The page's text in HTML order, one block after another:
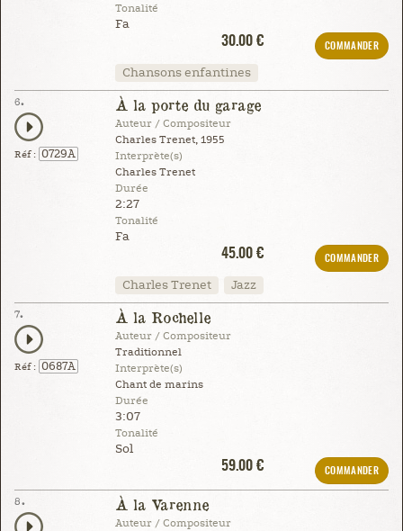
Tonalité
Fa
30.00 €
COMMANDER
Chansons enfantines
6.
Réf : 0729A
À la porte du garage
Auteur / Compositeur
Charles Trenet, 1955
Interprète(s)
Charles Trenet
Durée
2:27
Tonalité
Fa
45.00 €
COMMANDER
Charles Trenet Jazz
7.
Réf : 0687A
À la Rochelle
Auteur / Compositeur
Traditionnel
Interprète(s)
Chant de marins
Durée
3:07
Tonalité
Sol
59.00 €
COMMANDER
8. À la Varenne
Auteur / Compositeur